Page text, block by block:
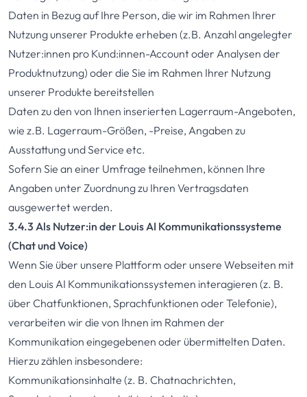
Daten in Bezug auf Ihre Person, die wir im Rahmen Ihrer
Nutzung unserer Produkte erheben (z.B. Anzahl angelegter
Nutzer:innen pro Kund:innen-Account oder Analysen der
Produktnutzung) oder die Sie im Rahmen Ihrer Nutzung
unserer Produkte bereitstellen
Daten zu den von Ihnen inserierten Lagerraum-Angeboten,
wie z.B. Lagerraum-Größen, -Preise, Angaben zu
Ausstattung und Service etc.
Sofern Sie an einer Umfrage teilnehmen, können Ihre
Angaben unter Zuordnung zu Ihren Vertragsdaten
ausgewertet werden.
3.4.3 Als Nutzer:in der Louis AI Kommunikationssysteme
(Chat und Voice)
Wenn Sie über unsere Plattform oder unsere Webseiten mit
den Louis AI Kommunikationssystemen interagieren (z. B.
über Chatfunktionen, Sprachfunktionen oder Telefonie),
verarbeiten wir die von Ihnen im Rahmen der
Kommunikation eingegebenen oder übermittelten Daten.
Hierzu zählen insbesondere:
Kommunikationsinhalte (z. B. Chatnachrichten,